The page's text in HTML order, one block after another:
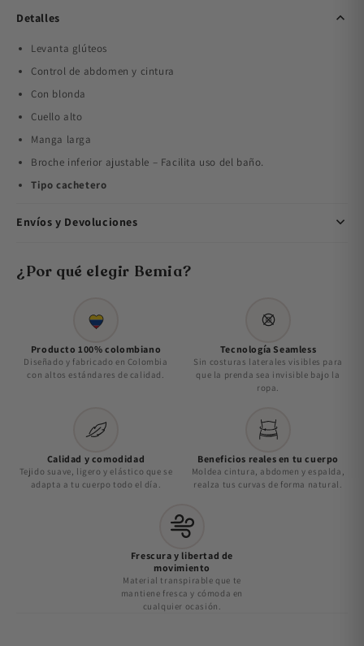
Detalles
Levanta glúteos
Control de abdomen y cintura
Con blonda
Cuello alto
Manga larga
Broche inferior ajustable – Facilita uso del baño.
Tipo cachetero
Envíos y Devoluciones
¿Por qué elegir Bemia?
Producto 100% colombiano
Diseñado y fabricado en Colombia
con altos estándares de calidad.
Tecnología Seamless
Sin costuras laterales visibles para
que la prenda sea invisible bajo la
ropa.
Calidad y comodidad
Tejido suave, ligero y elástico que se
adapta a tu cuerpo todo el día.
Beneficios reales en tu cuerpo
Moldea cintura, abdomen y espalda,
realza tus curvas de forma natural.
Frescura y libertad de
movimiento
Material transpirable que te
mantiene fresca y cómoda en
cualquier ocasión.